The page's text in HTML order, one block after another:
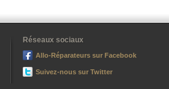
Réseaux sociaux
Allo-Réparateurs sur Facebook
Suivez-nous sur Twitter